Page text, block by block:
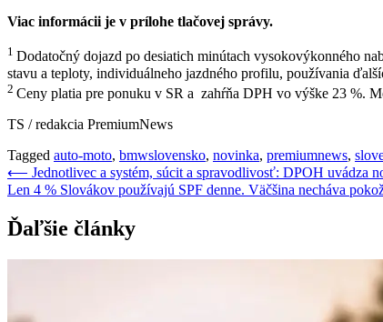
Viac informácii je v prílohe tlačovej správy.
1 Dodatočný dojazd po desiatich minútach vysokovýkonného
stavu a teploty, individuálneho jazdného profilu, používania
2 Ceny platia pre ponuku v SR a zahŕňa DPH vo výške 23 %.
TS / redakcia PremiumNews
Tagged auto-moto, bmwslovensko, novinka, premiumnews,
Navigácia
v
článku
⟵ Jednotlivec a systém, súcit a spravodlivosť: DPOH uvádza
Len 4 % Slovákov používajú SPF denne. Väčšina necháva
Ďaľšie články